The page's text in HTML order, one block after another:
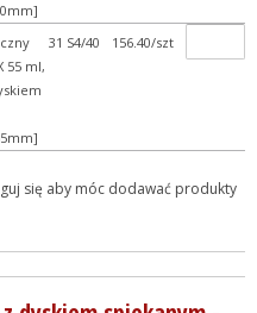
55 ml,
31 S4/40 156.40/szt
się aby móc dodawać produkty